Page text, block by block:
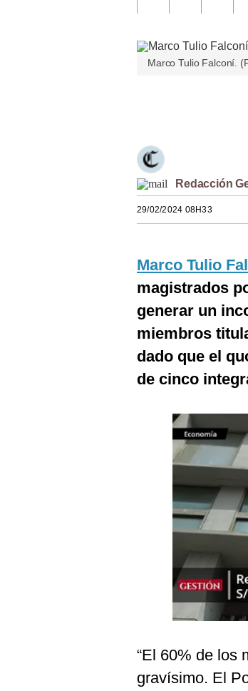
Marco Tulio Falconí.
Redacción
29/02/2024 08H33
Marco Tulio
magistrados
generar un
miembros
dado que el
de cinco
“El 60% de los
gravísimo. El